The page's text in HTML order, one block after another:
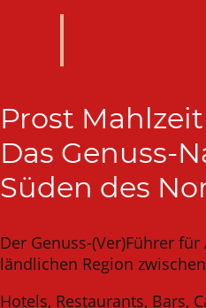
Prost
Das Genuss-
Süden des
Der Genuss-(Ver)Führer
ländlichen Region
Hotels, Restaurants, Bars,